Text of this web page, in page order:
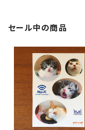
セール中の商品